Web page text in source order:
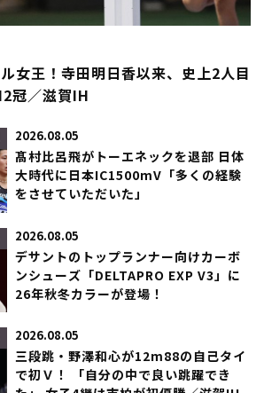
女王！寺田明日香以来、史上2人目
冠／滋賀IH
2026.08.05
髙村比呂飛がトーエネックを退部 日体
大時代に日本IC1500mV「多くの経験
をさせていただいた」
2026.08.05
デサントのトップランナー向けカーボ
ンシューズ「DELTAPRO EXP V3」に
26年秋冬カラーが登場！
2026.08.05
三段跳・野澤和心が12m88の自己タイ
で初Ｖ！ 「自分の中で良い跳躍でき